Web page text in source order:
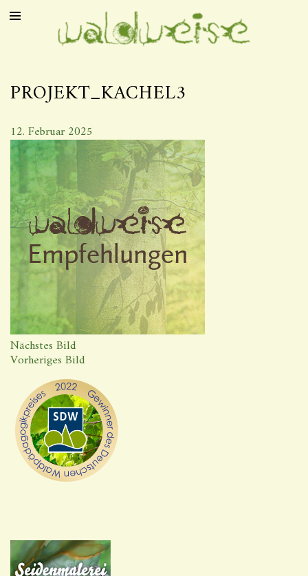
PROJEKT_KACHEL3
12. Februar 2025
Nächstes Bild
Vorheriges Bild